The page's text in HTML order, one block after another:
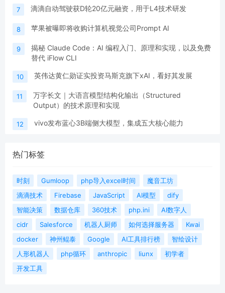
7 滴滴自动驾驶获D轮20亿元融资，用于L4技术研发
8 苹果被曝即将收购计算机视觉公司Prompt AI
9
揭秘 Claude Code：AI 编程入门、原理和实现，以及免费
替代 iFlow CLI
10 英伟达黄仁勋证实投资马斯克旗下xAI，看好其发展
11
万字长文｜大语言模型结构化输出（Structured
Output）的技术原理和实现
12 vivo发布蓝心3B端侧大模型，集成五大核心能力
热门标签
时刻 Gumloop php导入excel时间
魔音工坊
滴滴技术
Firebase JavaScript AI模型
dify
智能决策
数据仓库 360技术 php.ini
AI数字人
cidr
Salesforce 机器人厨师 如何选择服务器
Kwai
docker
神州鲲泰 Google AI工具排行榜
智绘设计
人形机器人
php循环 anthropic liunx
初学者
开发工具